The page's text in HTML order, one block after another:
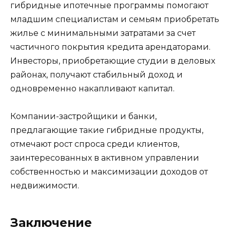
гибридные ипотечные программы помогают
младшим специалистам и семьям приобретать
жилье с минимальными затратами за счет
частичного покрытия кредита арендаторами.
Инвесторы, приобретающие студии в деловых
районах, получают стабильный доход и
одновременно накапливают капитал.
Компании-застройщики и банки,
предлагающие такие гибридные продукты,
отмечают рост спроса среди клиентов,
заинтересованных в активном управлении
собственностью и максимизации доходов от
недвижимости.
Заключение